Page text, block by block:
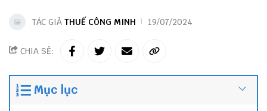
TÁC GIẢ THUẾ CÔNG MINH 19/07/2024
CHIA SẺ:
Mục lục